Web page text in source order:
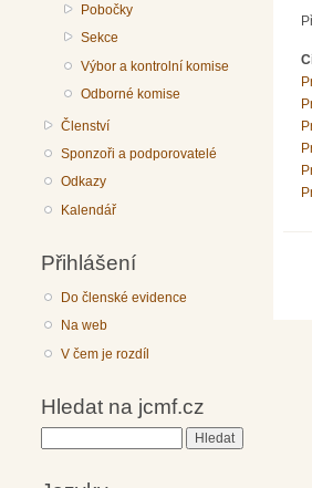
Pobočky
Sekce
Výbor a kontrolní komise
Odborné komise
Členství
Sponzoři a podporovatelé
Odkazy
Kalendář
Přihlášení
Do členské evidence
Na web
V čem je rozdíl
Hledat na jcmf.cz